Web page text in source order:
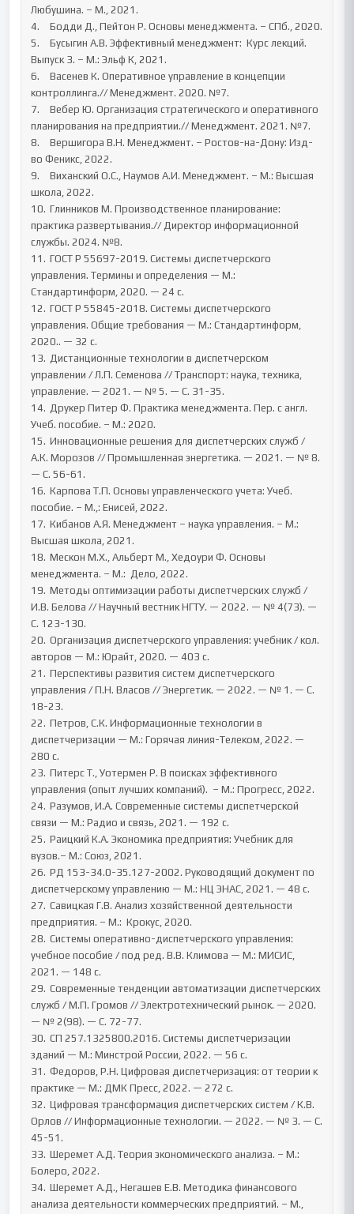
Любушина. – М., 2021.
4.	Бодди Д., Пейтон Р. Основы менеджмента. – СПб., 2020.
5.	Бусыгин А.В. Эффективный менеджмент:  Курс лекций.
Выпуск 3. – М.: Эльф К, 2021.
6.	Васенев К. Оперативное управление в концепции
контроллинга.// Менеджмент. 2020. №7.
7.	Вебер Ю. Организация стратегического и оперативного
планирования на предприятии.// Менеджмент. 2021. №7.
8.	Вершигора В.Н. Менеджмент. – Ростов-на-Дону: Изд-
во Феникс, 2022.
9.	Виханский О.С., Наумов А.И. Менеджмент. – М.: Высшая
школа, 2022.
10.	Глинников М. Производственное планирование:
практика развертывания.// Директор информационной
службы. 2024. №8.
11.	ГОСТ Р 55697-2019. Системы диспетчерского
управления. Термины и определения — М.:
Стандартинформ, 2020. — 24 с.
12.	ГОСТ Р 55845-2018. Системы диспетчерского
управления. Общие требования — М.: Стандартинформ,
2020.. — 32 с.
13.	Дистанционные технологии в диспетчерском
управлении / Л.П. Семенова // Транспорт: наука, техника,
управление. — 2021. — № 5. — С. 31-35.
14.	Друкер Питер Ф. Практика менеджмента. Пер. с англ.
Учеб. пособие. – М.: 2020.
15.	Инновационные решения для диспетчерских служб /
А.К. Морозов // Промышленная энергетика. — 2021. — № 8.
— С. 56-61.
16.	Карпова Т.П. Основы управленческого учета: Учеб.
пособие. – М.,: Енисей, 2022.
17.	Кибанов А.Я. Менеджмент – наука управления. – М.:
Высшая школа, 2021.
18.	Мескон М.Х., Альберт М., Хедоури Ф. Основы
менеджмента. – М.:  Дело, 2022.
19.	Методы оптимизации работы диспетчерских служб /
И.В. Белова // Научный вестник НГТУ. — 2022. — № 4(73). —
С. 123-130.
20.	Организация диспетчерского управления: учебник / кол.
авторов — М.: Юрайт, 2020. — 403 с.
21.	Перспективы развития систем диспетчерского
управления / П.Н. Власов // Энергетик. — 2022. — № 1. — С.
18-23.
22.	Петров, С.К. Информационные технологии в
диспетчеризации — М.: Горячая линия-Телеком, 2022. —
280 с.
23.	Питерс Т., Уотермен Р. В поисках эффективного
управления (опыт лучших компаний).  – М.: Прогресс, 2022.
24.	Разумов, И.А. Современные системы диспетчерской
связи — М.: Радио и связь, 2021. — 192 с.
25.	Раицкий К.А. Экономика предприятия: Учебник для
вузов.– М.: Союз, 2021.
26.	РД 153-34.0-35.127-2002. Руководящий документ по
диспетчерскому управлению — М.: НЦ ЭНАС, 2021. — 48 с.
27.	Савицкая Г.В. Анализ хозяйственной деятельности
предприятия. – М.:  Крокус, 2020.
28.	Системы оперативно-диспетчерского управления:
учебное пособие / под ред. В.В. Климова — М.: МИСИС,
2021. — 148 с.
29.	Современные тенденции автоматизации диспетчерских
служб / М.П. Громов // Электротехнический рынок. — 2020.
— № 2(98). — С. 72-77.
30.	СП 257.1325800.2016. Системы диспетчеризации
зданий — М.: Минстрой России, 2022. — 56 с.
31.	Федоров, Р.Н. Цифровая диспетчеризация: от теории к
практике — М.: ДМК Пресс, 2022. — 272 с.
32.	Цифровая трансформация диспетчерских систем / К.В.
Орлов // Информационные технологии. — 2022. — № 3. — С.
45-51.
33.	Шеремет А.Д. Теория экономического анализа. – М.:
Болеро, 2022.
34.	Шеремет А.Д., Негашев Е.В. Методика финансового
анализа деятельности коммерческих предприятий. – М.,